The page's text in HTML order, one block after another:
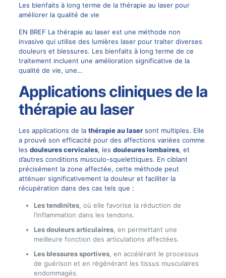
Les bienfaits à long terme de la thérapie au laser pour
améliorer la qualité de vie
EN BREF La thérapie au laser est une méthode non
invasive qui utilise des lumières laser pour traiter diverses
douleurs et blessures. Les bienfaits à long terme de ce
traitement incluent une amélioration significative de la
qualité de vie, une…
Applications cliniques de la
thérapie au laser
Les applications de la thérapie au lasersont multiples. Elle
a prouvé son efficacité pour des affections variées comme
les douleures cervicales, les douleures lombaires, et
d’autres conditions musculo-squelettiques. En ciblant
précisément la zone affectée, cette méthode peut
atténuer significativement la douleur et faciliter la
récupération dans des cas tels que :
Les tendinites, où elle favorise la réduction de
l’inflammation dans les tendons.
Les douleurs articulaires, en permettant une
meilleure fonction des articulations affectées.
Les blessures sportives, en accélérant le processus
de guérison et en régénérant les tissus musculaires
endommagés.